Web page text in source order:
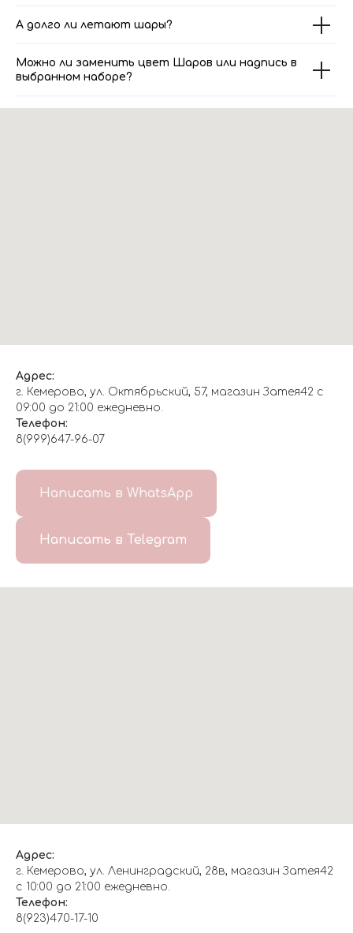
А долго ли летают шары?
Можно ли заменить цвет Шаров или надпись в
выбранном наборе?
Адрес:
г. Кемерово, ул. Октябрьский, 57, магазин Затея42 с
09:00 до 21:00 ежедневно.
Телефон:
8(999)647-96-07
Написать в WhatsApp
Написать в Telegram
Адрес:
г. Кемерово, ул. Ленинградский, 28в, магазин Затея42
с 10:00 до 21:00 ежедневно.
Телефон:
8(923)470-17-10